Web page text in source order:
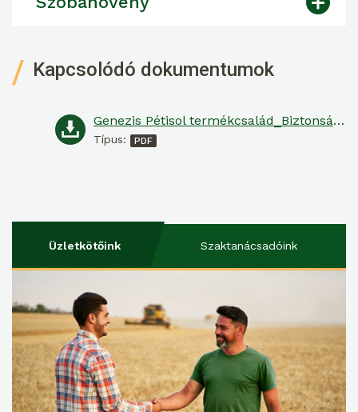
Kapcsolódó dokumentumok
Genezis Pétisol termékcsalád_Biztonsági adatlap
Típus:
Üzletkötőink Szaktanácsadóink